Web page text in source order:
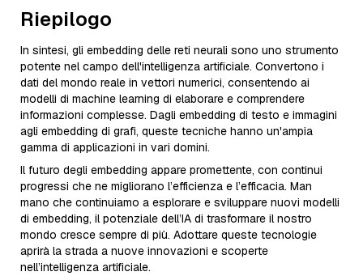
Riepilogo
In sintesi, gli embedding delle reti neurali sono uno strumento
potente nel campo dell'intelligenza artificiale. Convertono i
dati del mondo reale in vettori numerici, consentendo ai
modelli di machine learning di elaborare e comprendere
informazioni complesse. Dagli embedding di testo e immagini
agli embedding di grafi, queste tecniche hanno un'ampia
gamma di applicazioni in vari domini.
Il futuro degli embedding appare promettente, con continui
progressi che ne migliorano l’efficienza e l’efficacia. Man
mano che continuiamo a esplorare e sviluppare nuovi modelli
di embedding, il potenziale dell’IA di trasformare il nostro
mondo cresce sempre di più. Adottare queste tecnologie
aprirà la strada a nuove innovazioni e scoperte
nell’intelligenza artificiale.